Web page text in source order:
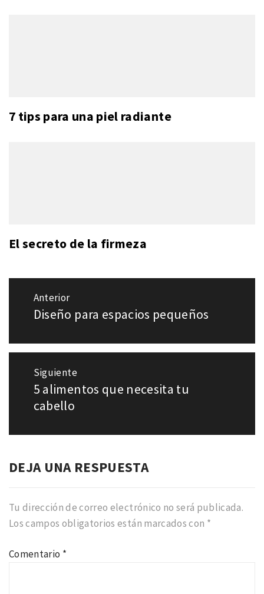
7 tips para una piel radiante
El secreto de la firmeza
Navegación
Anterior
Entrada
Diseño para espacios pequeños
Siguiente
Entrada
siguiente:
5 alimentos que necesita tu
cabello
DEJA UNA RESPUESTA
Tu dirección de correo electrónico no será publicada.
Los campos obligatorios están marcados con *
Comentario *